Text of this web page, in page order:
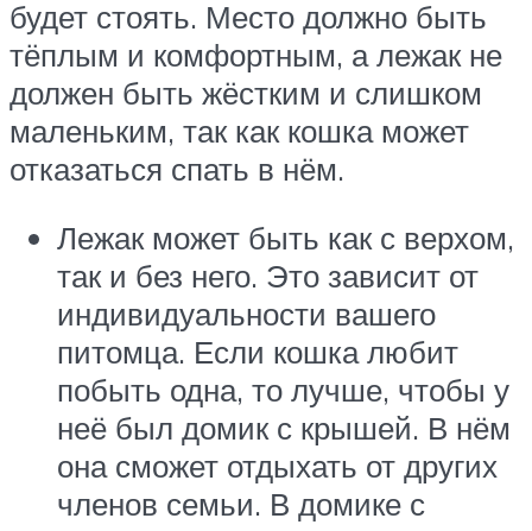
будет стоять. Место должно быть
тёплым и комфортным, а лежак не
должен быть жёстким и слишком
маленьким, так как кошка может
отказаться спать в нём.
Лежак может быть как с верхом,
так и без него. Это зависит от
индивидуальности вашего
питомца. Если кошка любит
побыть одна, то лучше, чтобы у
неё был домик с крышей. В нём
она сможет отдыхать от других
членов семьи. В домике с